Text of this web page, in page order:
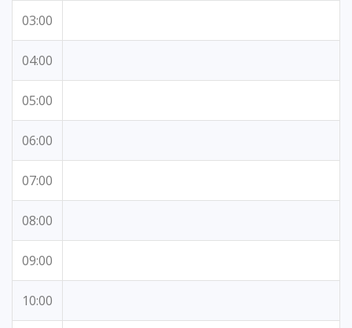
03:00
04:00
05:00
06:00
07:00
08:00
09:00
10:00